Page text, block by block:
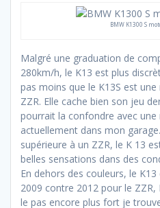
BMW K1300 S
Malgré une graduation de
280km/h, le K13 est plus
pas moins que le K13S est
ZZR. Elle cache bien son jeu
pourrait la confondre avec une
actuellement dans mon
supérieure à un ZZR, le K 13
belles sensations dans des
En dehors des couleurs, le
2009 contre 2012 pour le
le pas encore plus fort je